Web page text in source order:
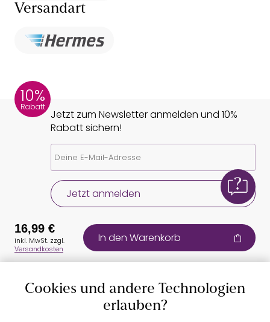
Versandart
10%
Rabatt
Jetzt zum Newsletter anmelden und 10%
Rabatt sichern!
Jetzt anmelden
Auszeichnungen
16,99 €
inkl. MwSt. zzgl.
Versandkosten
In den Warenkorb
Cookies und andere Technologien
erlauben?